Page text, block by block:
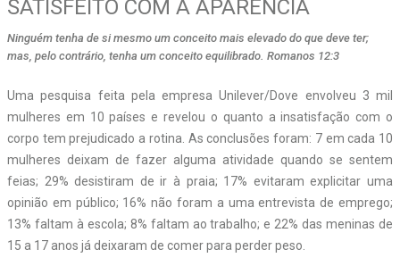
SATISFEITO COM A APARÊNCIA
Ninguém tenha de si mesmo um conceito mais elevado do que deve ter;
mas, pelo contrário, tenha um conceito equilibrado. Romanos 12:3
Uma pesquisa feita pela empresa Unilever/Dove envolveu 3 mil
mulheres em 10 países e revelou o quanto a insatisfação com o
corpo tem prejudicado a rotina. As conclusões foram: 7 em cada 10
mulheres deixam de fazer alguma atividade quando se sentem
feias; 29% desistiram de ir à praia; 17% evitaram explicitar uma
opinião em público; 16% não foram a uma entrevista de emprego;
13% faltam à escola; 8% faltam ao trabalho; e 22% das meninas de
15 a 17 anos já deixaram de comer para perder peso.